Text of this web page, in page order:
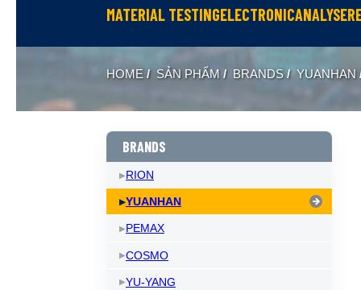
MATERIAL TESTING
Thử độ bền vật liệu
Thử nghiệm rung
Máy đo độ cứng
Thiết bị chuẩn bị mẫu
ELECTRONIC
Meters, Anlyser
Test sản phẩm điện tử
ANALYSER
Thermal
HOME / SẢN PHẨM / BRANDS / YUANHAN
BRANDS
RION
YUANHAN
PEMAX
COSMO
YU-YANG